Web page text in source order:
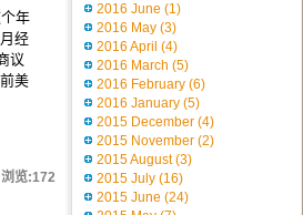
年
经
议
美
览:172
2016 June (1)
2016 May (3)
2016 April (4)
2016 March (5)
2016 February (6)
2016 January (5)
2015 December (4)
2015 November (2)
2015 August(3)
2015 July (16)
2015 June (24)